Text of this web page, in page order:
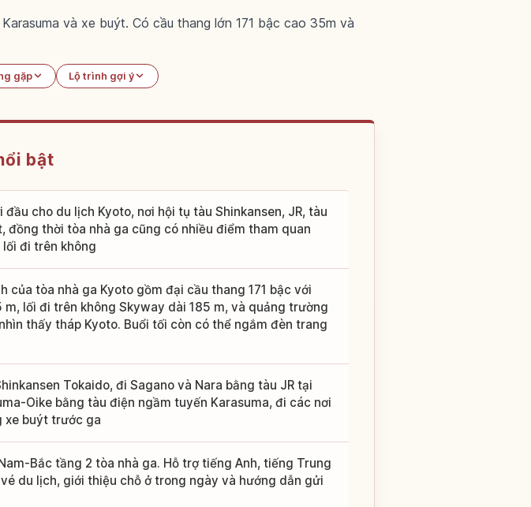
và xe buýt. Có cầu thang lớn 171 bậc cao 35m và
gặp Lộ trình gợi ý
bật
đầu cho du lịch Kyoto, nơi hội tụ tàu Shinkansen, JR, tàu
đồng thời tòa nhà ga cũng có nhiều điểm tham quan
đi trên không
của tòa nhà ga Kyoto gồm đại cầu thang 171 bậc với
m, lối đi trên không Skyway dài 185 m, và quảng trường
thấy tháp Kyoto. Buổi tối còn có thể ngắm đèn trang
Tokaido, đi Sagano và Nara bằng tàu JR tại
Oike bằng tàu điện ngầm tuyến Karasuma, đi các nơi
xe buýt trước ga
Bắc tầng 2 tòa nhà ga. Hỗ trợ tiếng Anh, tiếng Trung
du lịch, giới thiệu chỗ ở trong ngày và hướng dẫn gửi